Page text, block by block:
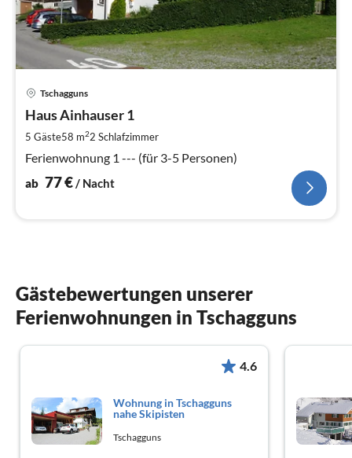
Tschagguns
Haus Ainhauser 1
5 Gäste58 m22 Schlafzimmer
Ferienwohnung 1 --- (für 3-5 Personen)
ab 77€/ Nacht
Gästebewertungen unserer
Ferienwohnungen in Tschagguns
4.6
Wohnung in Tschagguns
nahe Skipisten
Tschagguns